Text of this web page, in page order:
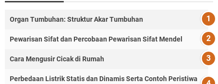
Organ Tumbuhan: Struktur Akar Tumbuhan
Pewarisan Sifat dan Percobaan Pewarisan Sifat Mendel
Cara Mengusir Cicak di Rumah
Perbedaan Listrik Statis dan Dinamis Serta Contoh Peristiwa